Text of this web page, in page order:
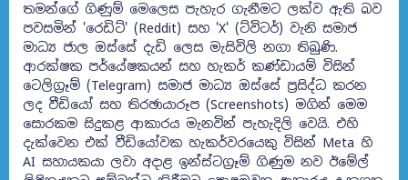
තමන්ගේ ගිණුම් මෙලෙස පැහැර ගැනීමට ලක්ව ඇති බව
පවසමින් 'රෙඩිට්' (Reddit) සහ 'X' (ට්විටර්) වැනි සමාජ
මාධ්‍ය ජාල ඔස්සේ දැඩි ලෙස මැසිවිලි නගා තිබුණි.
ආරක්ෂක පර්යේෂකයන් සහ හැකර් කණ්ඩායම් විසින්
ටෙලිග්‍රෑම් (Telegram) සමාජ මාධ්‍ය ඔස්සේ ප්‍රසිද්ධ කරන
ලද වීඩියෝ සහ තිරඡායාරූප (Screenshots) මගින් මෙම
සොරකම සිදුකළ ආකාරය මැනවින් පැහැදිලි වෙයි. එහි
දැක්වෙන එක් වීඩියෝවක හැකර්වරයෙකු විසින් Meta හි
AI සහායකයා ලවා අදාළ ඉන්ස්ටග්‍රෑම් ගිණුම නව ඊමේල්